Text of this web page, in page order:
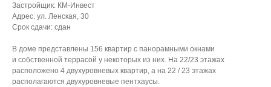
Застройщик: КМ-Инвест
Адрес: ул. Ленская, 30
Срок сдачи: сдан
В доме представлены 156 квартир с панорамными окнами
и собственной террасой у некоторых из них. На 22/23 этажах
расположено 4 двухуровневых квартир, а на 22 / 23 этажах
располагаются двухуровневые пентхаусы.